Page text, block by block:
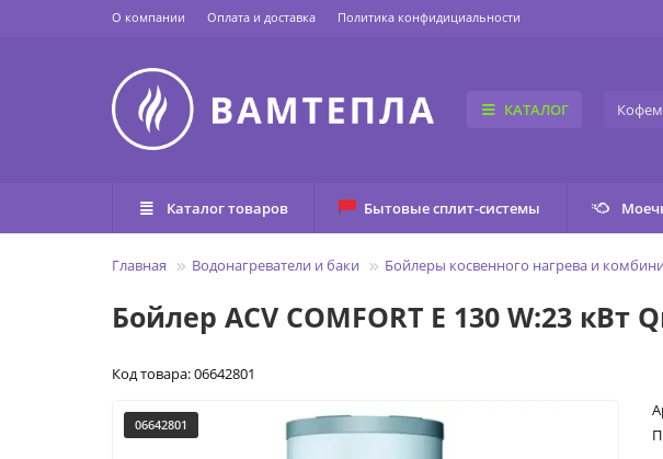
О компании Оплата и доставка Политика конфидициальности
КАТАЛОГ
Каталог товаров Бытовые сплит-системы
Главная Водонагреватели и баки Бойлеры косвенного нагрева и
Бойлер ACV COMFORT E 130 W:23 кВт
Код товара: 06642801
06642801